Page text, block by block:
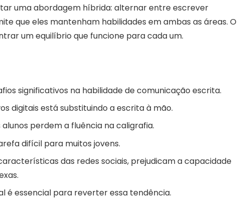
uma abordagem híbrida: alternar entre escrever
que eles mantenham habilidades em ambas as áreas. O
um equilíbrio que funcione para cada um.
significativos na habilidade de comunicação escrita.
digitais está substituindo a escrita à mão.
alunos perdem a fluência na caligrafia.
difícil para muitos jovens.
das redes sociais, prejudicam a capacidade
é essencial para reverter essa tendência.